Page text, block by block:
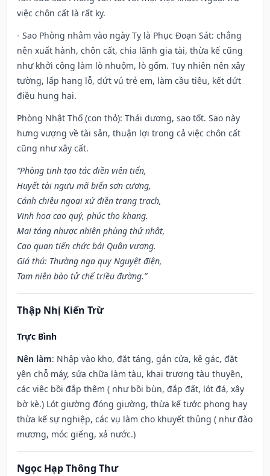
việc chôn cất là rất kỵ.
- Sao Phòng nhằm vào ngày Tỵ là Phục Đoạn Sát: chẳng
nên xuất hành, chôn cất, chia lãnh gia tài, thừa kế cũng
như khởi công làm lò nhuộm, lò gốm. Tuy nhiên nên xây
tường, lấp hang lỗ, dứt vú trẻ em, làm cầu tiêu, kết dứt
điều hung hại.
Phòng Nhật Thố (con thỏ): Thái dương, sao tốt. Sao này
hưng vượng về tài sản, thuận lợi trong cả việc chôn cất
cũng như xây cất.
“Phòng tinh tạo tác điền viên tiến,
Huyết tài ngưu mã biến sơn cương,
Cánh chiêu ngoại xứ điền trang trạch,
Vinh hoa cao quý, phúc thọ khang.
Mai táng nhược nhiên phùng thử nhật,
Cao quan tiến chức bái Quân vương.
Giá thú: Thường nga quy Nguyệt điện,
Tam niên bào tử chế triều đường.”
Thập Nhị Kiến Trừ
Trực Bình
Nên làm: Nhập vào kho, đặt táng, gắn cửa, kê gác, đặt
yên chỗ máy, sửa chữa làm tàu, khai trương tàu thuyền,
các việc bồi đắp thêm ( như bồi bùn, đắp đất, lót đá, xây
bờ kè.) Lót giường đóng giường, thừa kế tước phong hay
thừa kế sự nghiệp, các vụ làm cho khuyết thủng ( như đào
mương, móc giếng, xả nước.)
Ngọc Hạp Thông Thư